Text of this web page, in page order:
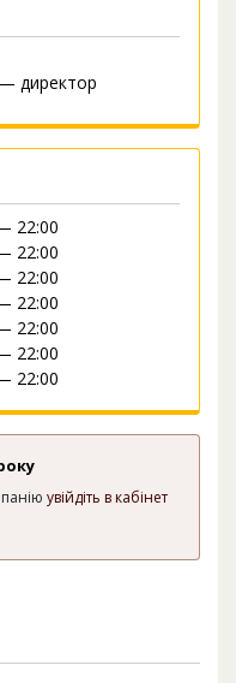
— директор
22:00
22:00
22:00
22:00
22:00
22:00
22:00
увійдіть в кабінет